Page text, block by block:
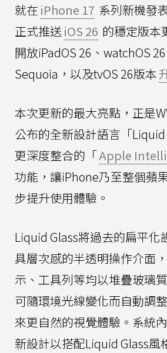
就在 iPhone 17 系列新機發
正式推送 iOS 26 的穩定版本
開放iPadOS 26、watchOS 26
Sequoia，以及tvOS 26版本
本次更新的最大亮點，正是
公布的全新設計語言「
更深度整合的「Apple
功能，讓iPhone乃至整個蘋
步提升使用體驗。
Liquid Glass將過去的扁平化
具層次感的半透明操作介面
示、工具列等均以堆疊玻璃
可隨環境光線變化而自動調
來更自然的視覺體驗。系統
新設計以搭配Liquid Glass風